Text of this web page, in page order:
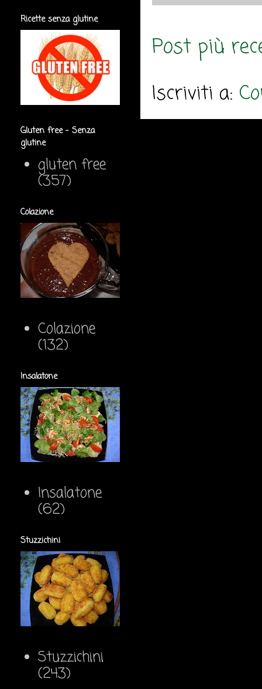
Post più
Iscriviti a:
Ricette senza glutine
Gluten free - Senza
glutine
gluten free
(357)
Colazione
Colazione
(132)
Insalatone
Insalatone
(62)
Stuzzichini
Stuzzichini
(243)